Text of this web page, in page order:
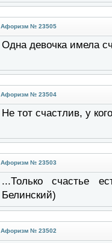
Афоризм № 23505
Одна девочка имела
Афоризм № 23504
Не тот счастлив, у
Афоризм № 23503
...Только счастье
Белинский)
Афоризм № 23502